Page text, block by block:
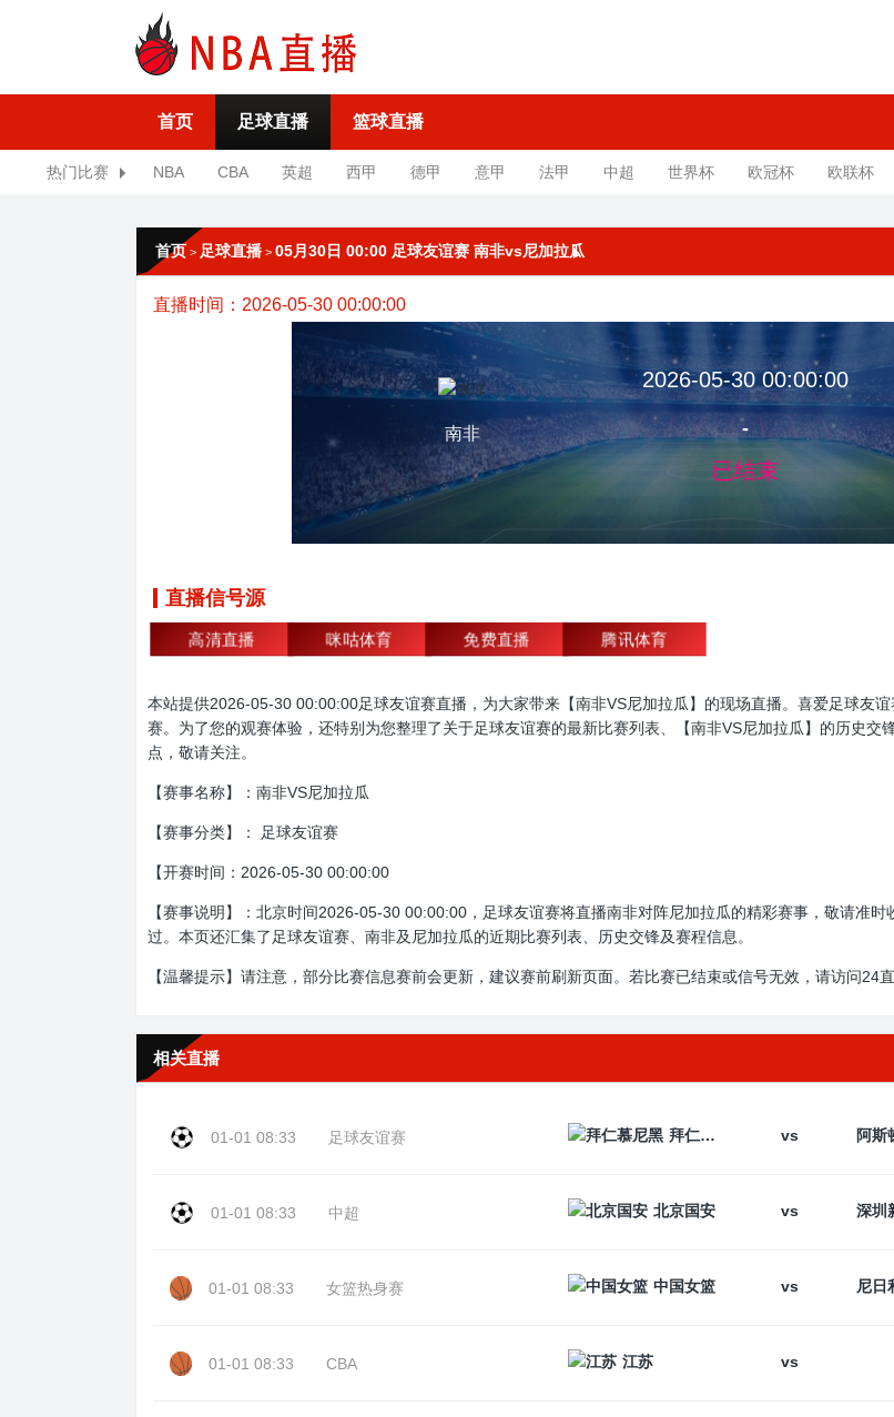
首页 足球直播 篮球直播
热门比赛 NBA CBA 英超 西甲 德甲 意甲 法甲 中超 世界杯 欧冠杯 欧联杯
首页 > 足球直播 > 05月30日 00:00 足球友谊赛 南非vs尼加拉瓜
直播时间：2026-05-30 00:00:00
南非
2026-05-30 00:00:00
-
已结束
直播信号源
高清直播 咪咕体育 免费直播 腾讯体育
本站提供2026-05-30 00:00:00足球友谊赛直播，为大家带来【南非VS尼加拉瓜】的现场直播。喜爱足球友
赛。为了您的观赛体验，还特别为您整理了关于足球友谊赛的最新比赛列表、【南非VS尼加拉瓜】的历史
点，敬请关注。
【赛事名称】：南非VS尼加拉瓜
【赛事分类】： 足球友谊赛
【开赛时间：2026-05-30 00:00:00
【赛事说明】：北京时间2026-05-30 00:00:00，足球友谊赛将直播南非对阵尼加拉瓜的精彩赛事，敬请准
过。本页还汇集了足球友谊赛、南非及尼加拉瓜的近期比赛列表、历史交锋及赛程信息。
【温馨提示】请注意，部分比赛信息赛前会更新，建议赛前刷新页面。若比赛已结束或信号无效，请访问24
相关直播
01-01 08:33 足球友谊赛 拜仁慕尼黑 vs
01-01 08:33 中超 北京国安 vs
01-01 08:33 女篮热身赛 中国女篮 vs
01-01 08:33 CBA 江苏 vs